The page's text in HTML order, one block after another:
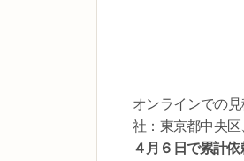
オンラインでの
社：東京都中央
４月６日で累計